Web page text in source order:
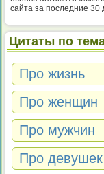
сайта за последние 30
Цитаты по
Про жизнь
Про женщин
Про мужчин
Про девушек